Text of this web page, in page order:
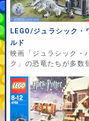
LEGO/ジュラシック・
ルド
映画「ジュラシック・
ク」の恐竜たちが多数